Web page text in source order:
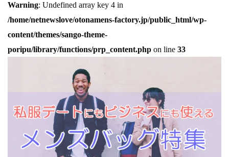
Warning: Undefined array key 4 in
/home/netnewslove/otonamens-factory.jp/public_html/wp-
content/themes/sango-theme-
poripu/library/functions/prp_content.php on line 33